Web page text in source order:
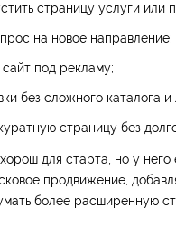
страницу услуги или
на новое направление;
сайт под рекламу;
без сложного каталога и
страницу без
для старта, но у него
продвижение,
более расширенную